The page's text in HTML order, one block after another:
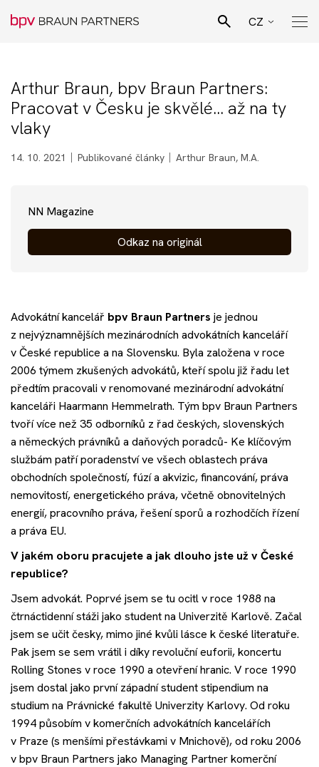
Pro Bono poradenství
Podnikatelské sektory
Akce
Kontakt
Nechte si poradit
CZ
DE
Arthur Braun, bpv Braun Partners:
Pracovat v Česku je skvělé… až na ty
vlaky
14. 10. 2021 Publikované články Arthur Braun, M.A.
NN Magazine
Odkaz na originál
Advokátní kancelář bpv Braun Partners je jednou
z nejvýznamnějších mezinárodních advokátních kanceláří
v České republice a na Slovensku. Byla založena v roce
2006 týmem zkušených advokátů, kteří spolu již řadu let
předtím pracovali v renomované mezinárodní advokátní
kanceláři Haarmann Hemmelrath. Tým bpv Braun Partners
tvoří více než 35 odborníků z řad českých, slovenských
a německých právníků a daňových poradců- Ke klíčovým
službám patří poradenství ve všech oblastech práva
obchodních společností, fúzí a akvizic, financování, práva
nemovitostí, energetického práva, včetně obnovitelných
energií, pracovního práva, řešení sporů a rozhodčích řízení
a práva EU.
V jakém oboru pracujete a jak dlouho jste už v České
republice?
Jsem advokát. Poprvé jsem se tu ocitl v roce 1988 na
čtrnáctidenní stáži jako student na Univerzitě Karlově. Začal
jsem se učit česky, mimo jiné kvůli lásce k české literatuře.
Pak jsem se sem vrátil i díky revoluční euforii, koncertu
Rolling Stones v roce 1990 a otevření hranic. V roce 1990
jsem dostal jako první západní student stipendium na
studium na Právnické fakultě Univerzity Karlovy. Od roku
1994 působím v komerčních advokátních kancelářích
v Praze (s menšími přestávkami v Mnichově), od roku 2006
v bpv Braun Partners jako Managing Partner komerční